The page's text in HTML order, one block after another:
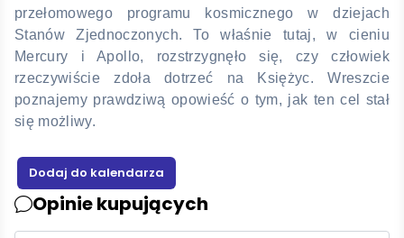
przełomowego programu kosmicznego w dziejach
Stanów Zjednoczonych. To właśnie tutaj, w cieniu
Mercury i Apollo, rozstrzygnęło się, czy człowiek
rzeczywiście zdoła dotrzeć na Księżyc. Wreszcie
poznajemy prawdziwą opowieść o tym, jak ten cel stał
się możliwy.
Opinie kupujących